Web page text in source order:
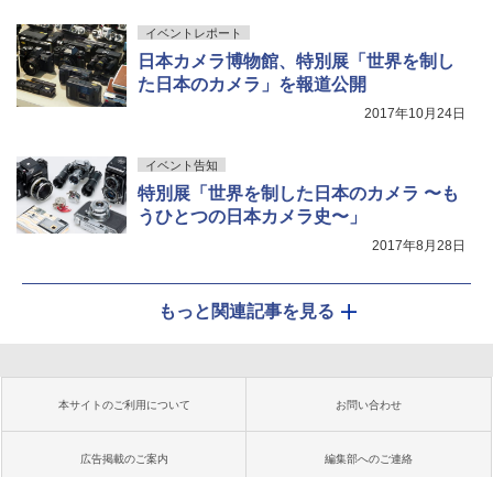
イベントレポート
日本カメラ博物館、特別展「世界を制し
た日本のカメラ」を報道公開
2017年10月24日
イベント告知
特別展「世界を制した日本のカメラ 〜も
うひとつの日本カメラ史〜」
2017年8月28日
もっと関連記事を見る
本サイトのご利用について お問い合わせ
広告掲載のご案内 編集部へのご連絡